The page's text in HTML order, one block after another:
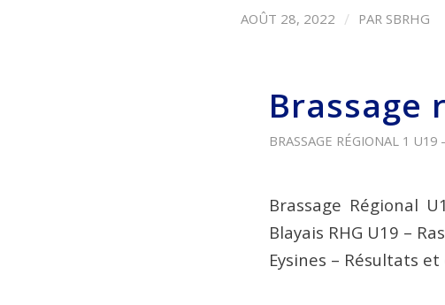
AOÛT 28, 2022 / PAR SBRHG
Brassage
BRASSAGE RÉGIONAL 1 U19
Brassage Régional
Blayais RHG U19 –
Eysines – Résultats